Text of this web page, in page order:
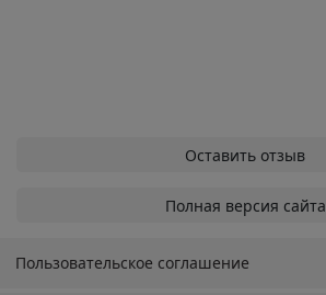
Оставить отзыв
Полная версия сайта
Пользовательское соглашение